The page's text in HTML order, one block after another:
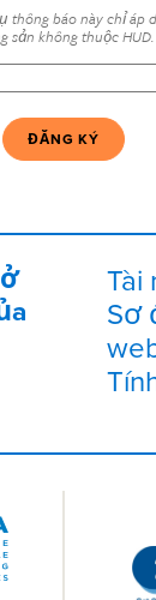
thông báo này chỉ áp
sản không thuộc HUD.
Tài
Sơ